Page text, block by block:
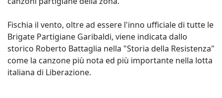
Fischia il vento, oltre ad essere l'inno ufficiale di tutte le
Brigate Partigiane Garibaldi, viene indicata dallo
storico Roberto Battaglia nella "Storia della Resistenza"
come la canzone più nota ed più importante nella lotta
italiana di Liberazione.